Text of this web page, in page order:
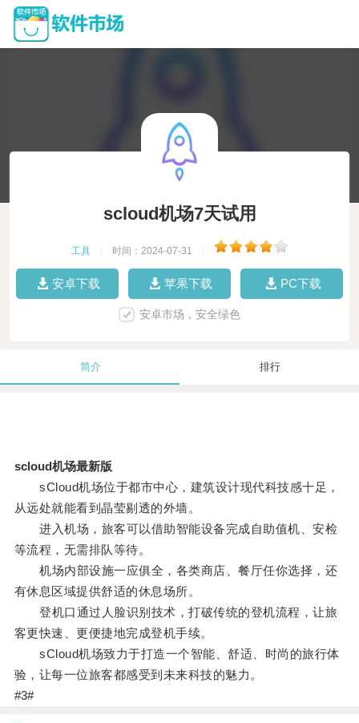
scloud机场7天试用
工具 时间：2024-07-31
安卓下载 苹果下载 PC下载
安卓市场，安全绿色
简介 排行
scloud机场最新版
sCloud机场位于都市中心，建筑设计现代科技感十足，
从远处就能看到晶莹剔透的外墙。
进入机场，旅客可以借助智能设备完成自助值机、安检
等流程，无需排队等待。
机场内部设施一应俱全，各类商店、餐厅任你选择，还
有休息区域提供舒适的休息场所。
登机口通过人脸识别技术，打破传统的登机流程，让旅
客更快速、更便捷地完成登机手续。
sCloud机场致力于打造一个智能、舒适、时尚的旅行体
验，让每一位旅客都感受到未来科技的魅力。
#3#